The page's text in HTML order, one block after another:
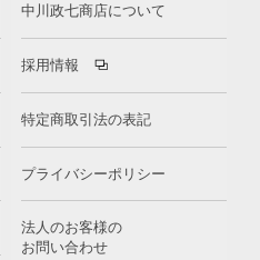
中川政七商店について
採用情報
特定商取引法の表記
プライバシーポリシー
法人のお客様の
お問い合わせ